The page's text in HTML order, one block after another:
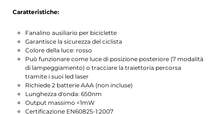
Caratteristiche:
Fanalino ausiliario per biciclette
Garantisce la sicurezza del ciclista
Colore della luce: rosso
Può funzionare come luce di posizione posteriore (7 modalità
di lampeggiamento) o tracciare la traiettoria percorsa
tramite i suoi led laser
Richiede 2 batterie AAA (non incluse)
Lunghezza d'onda: 650nm
Output massimo <1mW
Certificazione EN60825-1:2007